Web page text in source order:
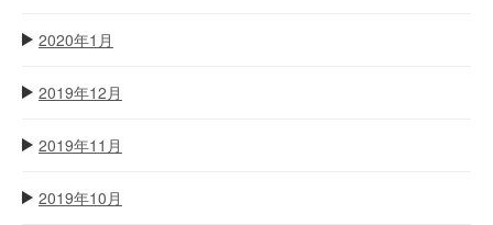
2020年1月
2019年12月
2019年11月
2019年10月